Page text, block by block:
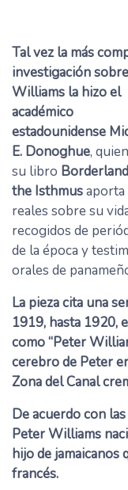
Tal vez la más
investigación sobre
Williams la hizo el
académico
estadounidense
E. Donoghue,
su libro
the Isthmusaporta
reales sobre su
recogidos de
de la época y
orales de
La pieza cita una
1919, hasta 1920,
como “Peter
cerebro de Peter
Zona del Canal
De acuerdo con
Peter Williams
hijo de jamaicanos
francés.